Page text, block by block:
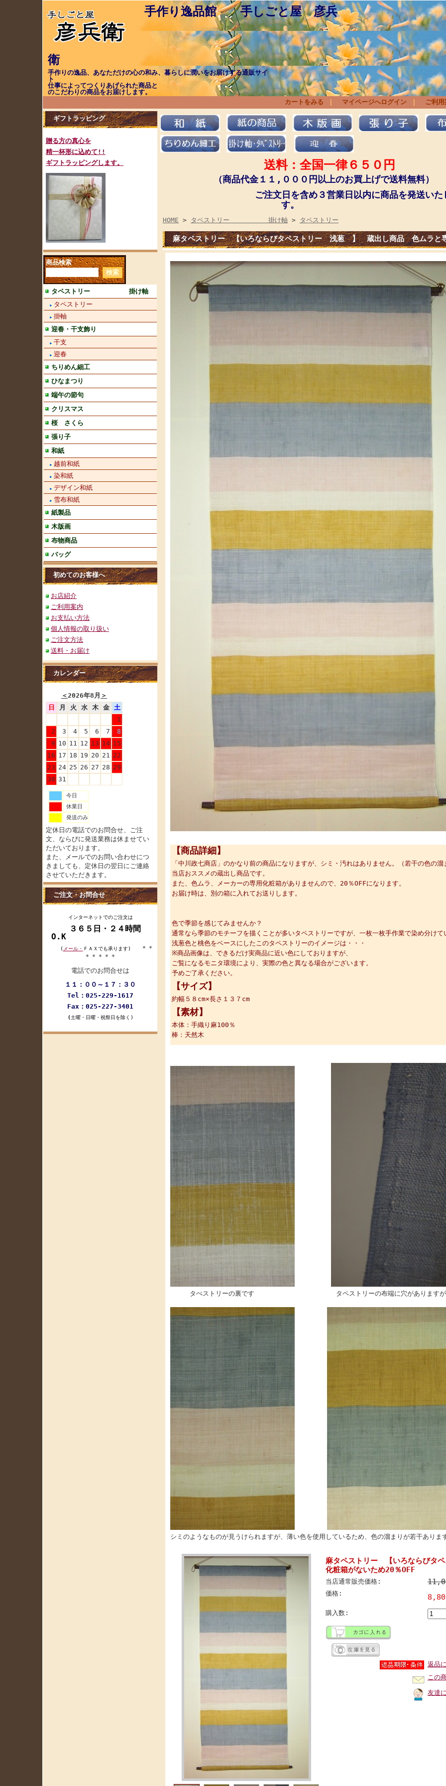
手作り逸品館 手しごと屋 彦兵
手作りの逸品、あなただけの心の和み、暮らしに潤いをお届けする通販サイ
ト 職（しょくにん）人、作
仕事によってつくりあげられた商品と
のこだわりの商品をお届けします。
カートをみる
マイページへログイン ご利
ギフトラッピング
贈る方の真心を
精一杯形に込めて!!
ギフトラッピングします。
商品検索
タペストリー 掛け軸
タペストリー
掛軸
迎春・干支飾り
干支
迎春
ちりめん細工
ひなまつり
端午の節句
クリスマス
桜 さくら
張り子
和紙
越前和紙
染和紙
デザイン和紙
雪布和紙
紙製品
木版画
布物商品
バッグ
初めてのお客様へ
お店紹介
ご利用案内
お支払い方法
個人情報の取り扱い
ご注文方法
送料・お届け
カレンダー
＜2026年8月 ＞
日
月 火 水 木 金
土
1
2
3 4 5 6 7
8
9 10 11 12 13 14 15
16 17 18 19 20 21 22
23 24 25 26 27 28 29
30 31
今日
休業日
発送のみ
定休日の電話でのお問合せ、ご注
文、ならびに発送業務は休ませてい
ただいております。
また、メールでのお問い合わせにつ
きましても、定休日の翌日にご連絡
させていただきます。
ご注文・お問合せ
インターネットでのご注文は
３６５日・２４時間
O.K
( メール・ ＦＡＸでも承ります)
＊＊
＊＊＊＊＊
電話でのお問合せは
１１：００～１７：３０
Tel：025-229-1617
Fax：025-227-3401
(土曜・日曜・祝祭日を除く)
送料：全国一律６５０円
（商品代金１１,０００円以上のお買上げで送料無料）
ご注文日を含め３営業日以内に商品を発送いた
す。
HOME > タペストリー 掛け軸 > タペストリー
麻タペストリー 【いろならびタペストリー 浅葱 】 蔵出し商品 色ムラと
【商品詳細】
「中川政七商店」のかなり前の商品になりますが、シミ・汚れはありません。（若干の色の
当店おススメの蔵出し商品です。
また、色ムラ、メーカーの専用化粧箱がありませんので、20％OFFになります。
お届け時は、別の箱に入れてお送りします。
色で季節を感じてみませんか？
通常なら季節のモチーフを描くことが多いタペストリーですが、一枚一枚手作業で染め分けて
浅葱色と桃色をベースにしたこのタペストリーのイメージは・・・
※商品画像は、できるだけ実商品に近い色にしておりますが、
ご覧になるモニタ環境により、実際の色と異なる場合がございます。
予めご了承ください。
【サイズ】
約幅５８cm×長さ１３７cm
【素材】
本体：手織り麻100％
棒：天然木
タぺストリーの裏です タペストリーの布端に穴がありますが、製作
シミのようなものが見うけられますが、薄い色を使用しているため、色の溜まりが若干ありま
麻タペストリー 【いろならび
化粧箱がないため20％OFF
当店通常販売価格:
価格:
購入数:
返品
この
友達